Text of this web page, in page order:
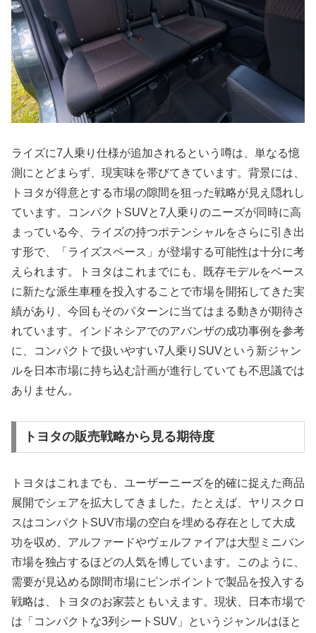
ライズに7人乗り仕様が追加されるという噂は、単なる憶
測にとどまらず、現実味を帯びてきています。背景には、
トヨタが得意とする市場の隙間を狙った戦略が見え隠れし
ています。コンパクトSUVと7人乗りのニーズが同時に高
まっている今、ライズの持つポテンシャルをさらに引き出
す形で、「ライズスペース」が登場する可能性は十分に考
えられます。トヨタはこれまでにも、既存モデルをベース
に新たな派生車種を投入することで市場を開拓してきた実
績があり、今回もそのパターンに当てはまる動きが期待さ
れています。インドネシアでのアバンザの成功事例を参考
に、コンパクトで扱いやすい7人乗りSUVという新ジャン
ルを日本市場に持ち込む計画が進行していても不思議では
ありません。
トヨタの販売戦略から見る期待度
トヨタはこれまでも、ユーザーニーズを的確に捉えた商品
展開でシェアを拡大してきました。たとえば、ヤリスクロ
スはコンパクトSUV市場の空白を埋める存在として大成
功を収め、アルファードやヴェルファイアは大型ミニバン
市場を独占するほどの人気を博しています。このように、
需要が見込める隙間市場にピンポイントで製品を投入する
戦略は、トヨタのお家芸ともいえます。現状、日本市場で
は「コンパクトな3列シートSUV」というジャンルはほと